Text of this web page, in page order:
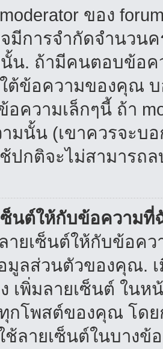
ของ
มีการจำกัดจำนวน
น. ถ้ามีคนตอบข้อ
ใต้ข้อความของคุณ
ความเล็กๆนี้ ถ้า
มนั้น (เขาควรจะบ
ปกติจะไม่สามารถ
ซ็นต์ให้กับข้อความที่
ายเซ็นต์ให้กับข้อค
มูลส่วนตัวของคุณ.
เพิ่มลายเซ็นต์ ใน
กโพสต์ของคุณ โด
ช้ลายเซ็นต์ในบางข้